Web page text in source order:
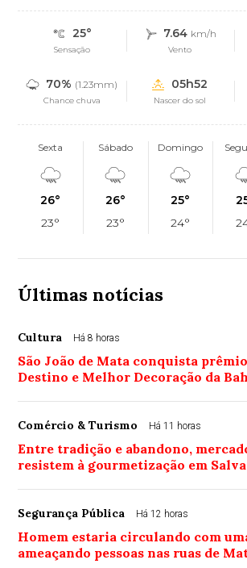
25°
Sensação
7.64 km/h
Vento
70% (1.23mm)
Chance chuva
05h52
Nascer do sol
Sexta
26°
23°
Sábado
26°
23°
Domingo
25°
24°
Últimas notícias
Cultura Há 8 horas
São João de Mata conquista
Destino e Melhor Decoração da
Comércio & Turismo Há 11 horas
Entre tradição e abandono,
resistem à gourmetização em
Segurança Pública Há 12 horas
Homem estaria circulando com
ameaçando pessoas nas ruas de